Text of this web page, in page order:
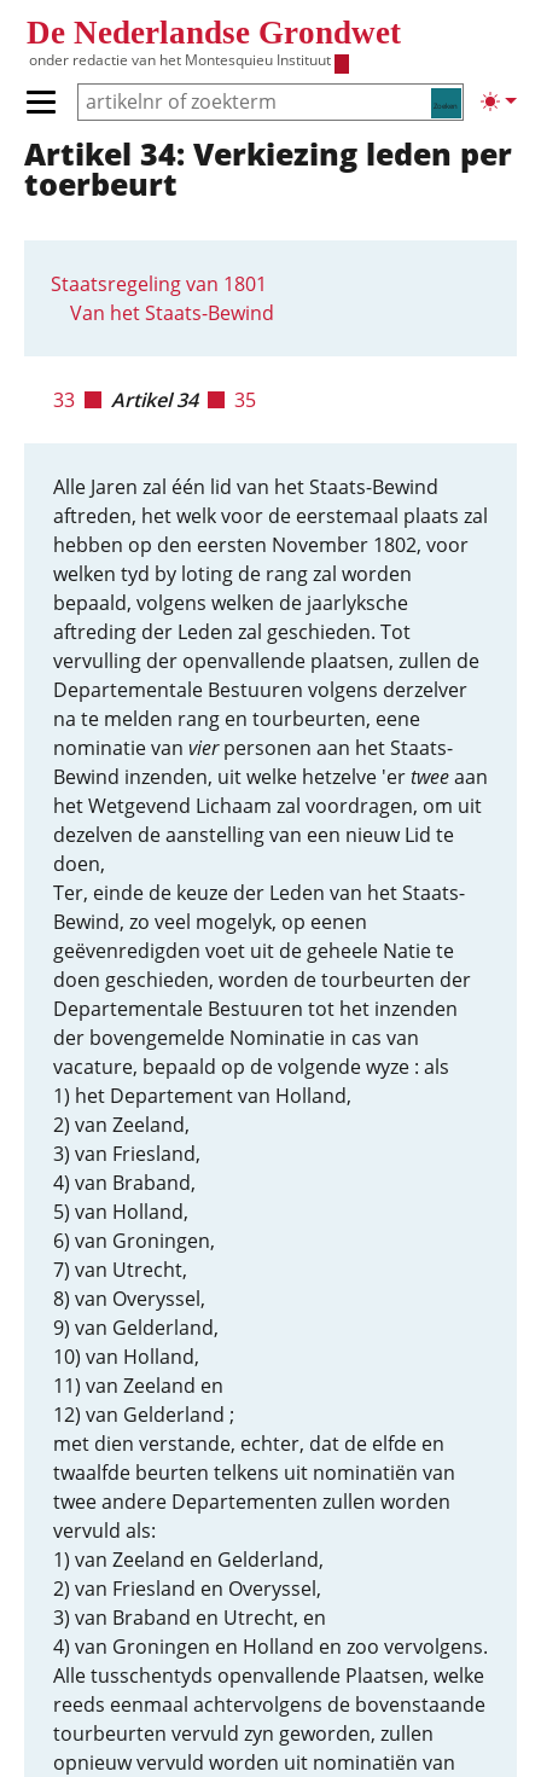
De Nederlandse Grondwet
onder redactie van het Montesquieu Instituut
Zoeken
Primair menu tonen/verbergen
Hoofdnavigatie
Artikel 34: Verkiezing leden per
toerbeurt
Staatsregeling van 1801
Van het Staats-Bewind
33 Artikel 34 35
Alle Jaren zal één lid van het Staats-Bewind
aftreden, het welk voor de eerstemaal plaats zal
hebben op den eersten November 1802, voor
welken tyd by loting de rang zal worden
bepaald, volgens welken de jaarlyksche
aftreding der Leden zal geschieden. Tot
vervulling der openvallende plaatsen, zullen de
Departementale Bestuuren volgens derzelver
na te melden rang en tourbeurten, eene
nominatie van vierpersonen aan het Staats-
Bewind inzenden, uit welke hetzelve 'ertweeaan
het Wetgevend Lichaam zal voordragen, om uit
dezelven de aanstelling van een nieuw Lid te
doen,
Ter, einde de keuze der Leden van het Staats-
Bewind, zo veel mogelyk, op eenen
geëvenredigden voet uit de geheele Natie te
doen geschieden, worden de tourbeurten der
Departementale Bestuuren tot het inzenden
der bovengemelde Nominatie in cas van
vacature, bepaald op de volgende wyze : als
1) het Departement van Holland,
2) van Zeeland,
3) van Friesland,
4) van Braband,
5) van Holland,
6) van Groningen,
7) van Utrecht,
8) van Overyssel,
9) van Gelderland,
10) van Holland,
11) van Zeeland en
12) van Gelderland ;
met dien verstande, echter, dat de elfde en
twaalfde beurten telkens uit nominatiën van
twee andere Departementen zullen worden
vervuld als:
1) van Zeeland en Gelderland,
2) van Friesland en Overyssel,
3) van Braband en Utrecht, en
4) van Groningen en Holland en zoo vervolgens.
Alle tusschentyds openvallende Plaatsen, welke
reeds eenmaal achtervolgens de bovenstaande
tourbeurten vervuld zyn geworden, zullen
opnieuw vervuld worden uit nominatiën van